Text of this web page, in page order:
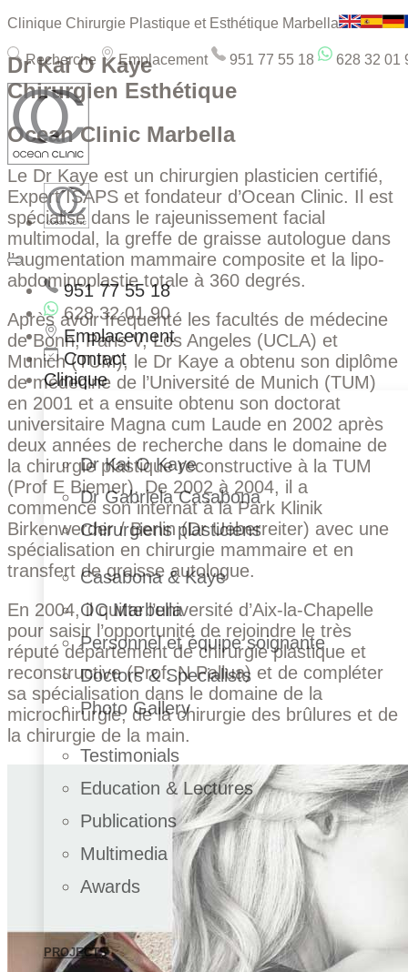
Clinique Chirurgie Plastique et Esthétique Marbella
Recherche Emplacement 951 77 55 18 628 32 01
951 77 55 18
628 32 01 90
Emplacement
Contact
Clinique
Dr Kai O Kaye
Dr Gabriela Casabona
Chirurgiens plasticiens
Casabona & Kaye
OC Marbella
Personnel et équipe soignante
Doctors & Specialists
Photo Gallery
Testimonials
Education & Lectures
Publications
Multimedia
Awards
PROJECTS
Dr Kai O Kaye
Chirurgien Esthétique
Ocean Clinic Marbella
Le Dr Kaye est un chirurgien plasticien certifié,
Expert ISAPS et fondateur d’Ocean Clinic. Il est
spécialisé dans le rajeunissement facial
multimodal, la greffe de graisse autologue dans
l’augmentation mammaire composite et la lipo-
abdominoplastie totale à 360 degrés.
Après avoir fréquenté les facultés de médecine
de Bonn, Paris V, Los Angeles (UCLA) et
Munich (TUM), le Dr Kaye a obtenu son diplôme
de médecine de l’Université de Munich (TUM)
en 2001 et a ensuite obtenu son doctorat
universitaire Magna cum Laude en 2002 après
deux années de recherche dans le domaine de
la chirurgie plastique reconstructive à la TUM
(Prof E Biemer). De 2002 à 2004, il a
commencé son internat à la Park Klinik
Birkenwerder / Berlin (Dr Ueberreiter) avec une
spécialisation en chirurgie mammaire et en
transfert de graisse autologue.
En 2004, il quitte l’université d’Aix-la-Chapelle
pour saisir l’opportunité de rejoindre le très
réputé département de chirurgie plastique et
reconstructive (Prof. N Pallua) et de compléter
sa spécialisation dans le domaine de la
microchirurgie, de la chirurgie des brûlures et de
la chirurgie de la main.